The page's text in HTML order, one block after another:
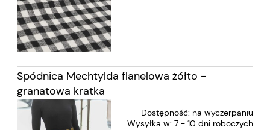
Spódnica Mechtylda flanelowa żółto -
granatowa kratka
Dostępność: na wyczerpaniu
Wysyłka w: 7 - 10 dni roboczych